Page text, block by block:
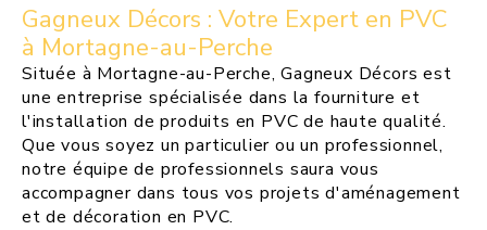
Gagneux Décors : Votre Expert en PVC
à Mortagne-au-Perche
Située à Mortagne-au-Perche, Gagneux Décors est
une entreprise spécialisée dans la fourniture et
l'installation de produits en PVC de haute qualité.
Que vous soyez un particulier ou un professionnel,
notre équipe de professionnels saura vous
accompagner dans tous vos projets d'aménagement
et de décoration en PVC.